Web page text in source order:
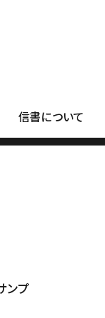
信書について
ンプ